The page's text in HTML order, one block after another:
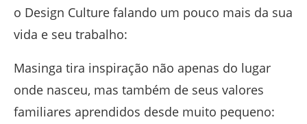
o Design Culture falando um pouco mais da sua
vida e seu trabalho:
Masinga tira inspiração não apenas do lugar
onde nasceu, mas também de seus valores
familiares aprendidos desde muito pequeno: